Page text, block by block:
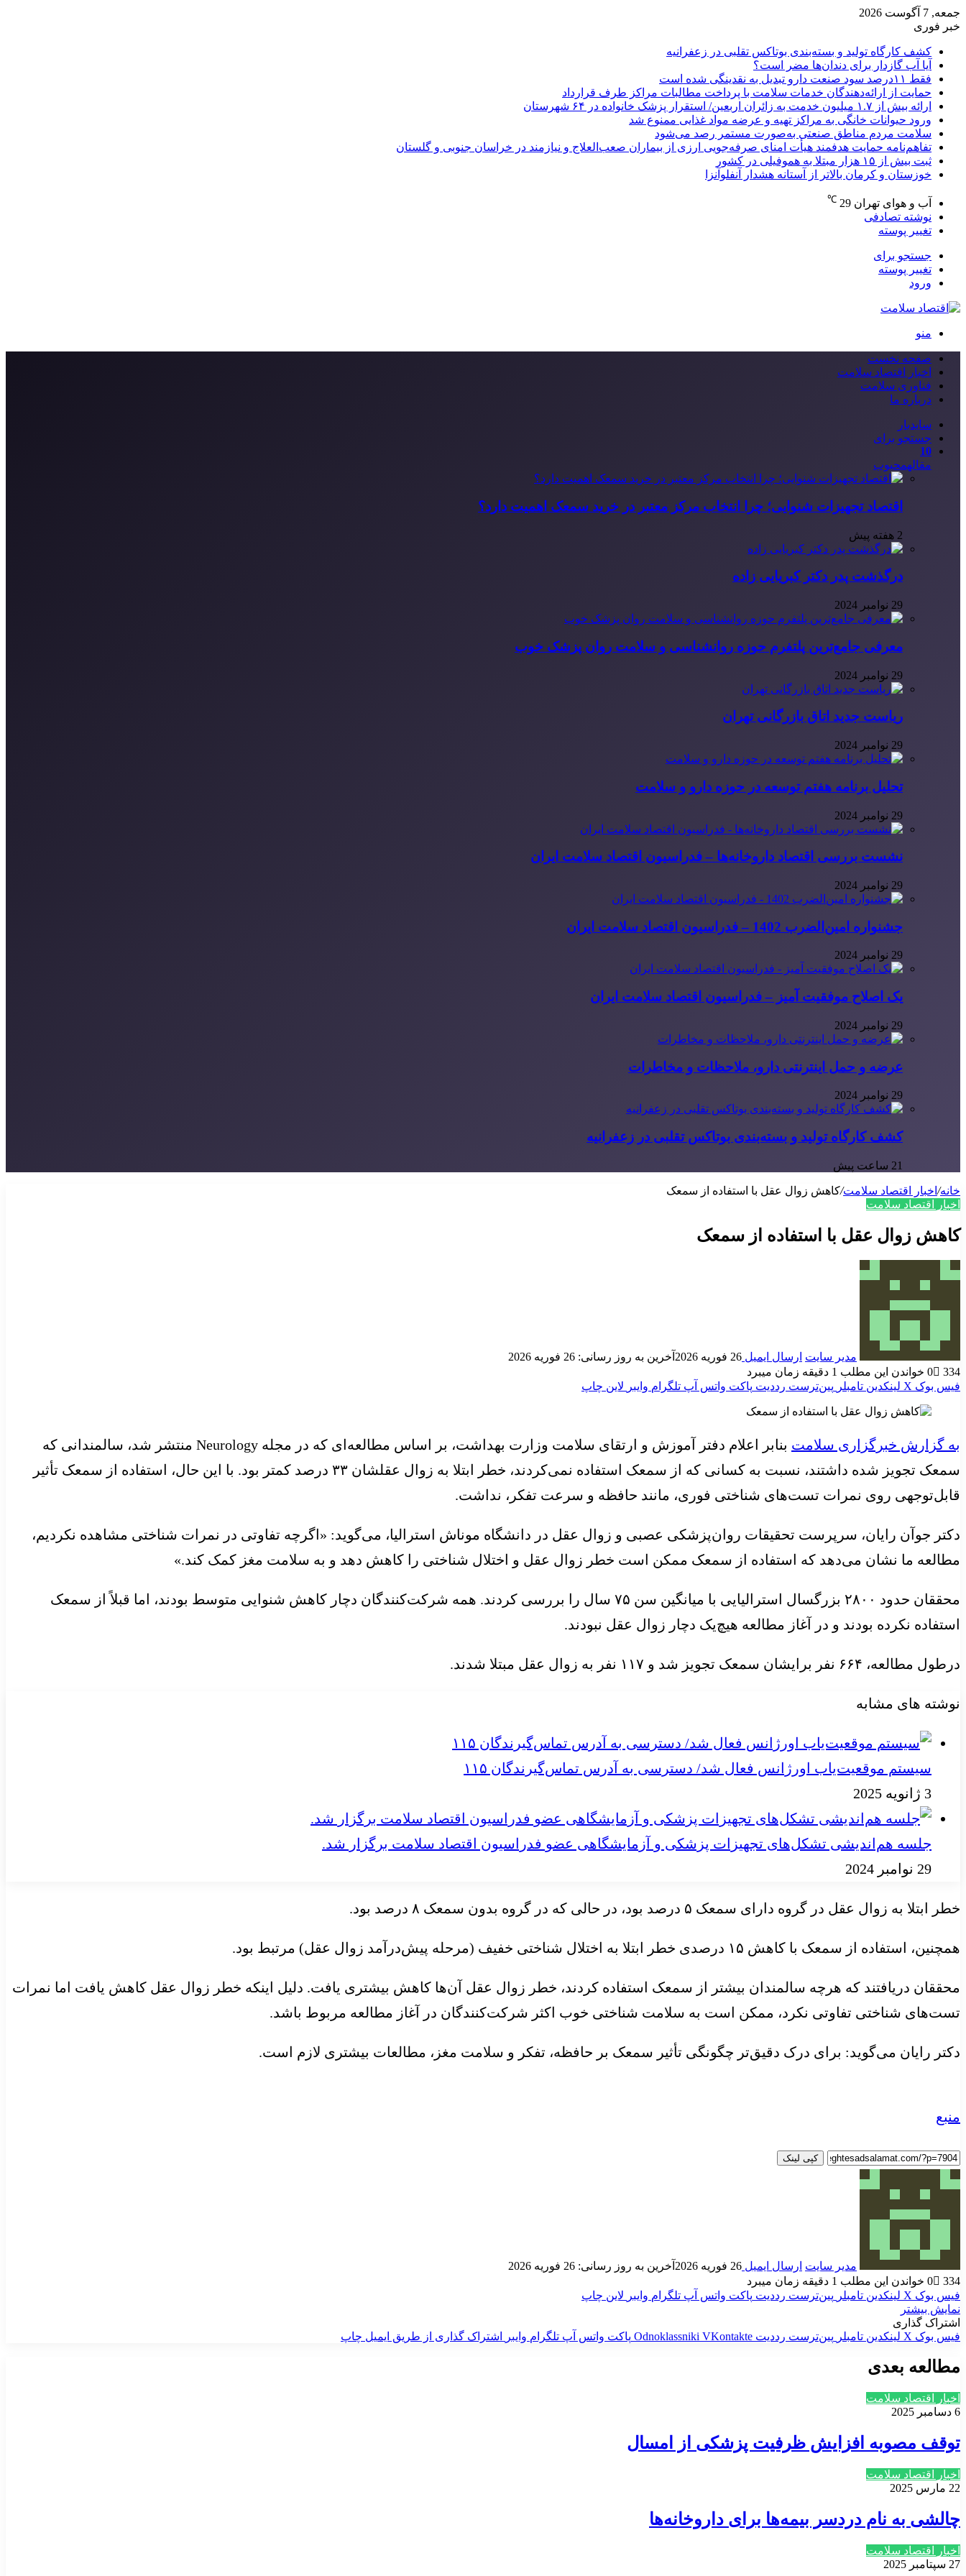
جمعه, 7 آگوست 2026
خبر فوری
کشف کارگاه تولید و بسته‌بندی بوتاکس تقلبی در زعفرانیه
آیا آب گازدار برای دندان‌ها مضر است؟
فقط ۱۱‌درصد سود صنعت دارو تبدیل به نقدینگی شده است
حمایت از ارائه‌دهندگان خدمات سلامت با پرداخت مطالبات مراکز طرف قرارداد
ارائه بیش از ۱.۷ میلیون خدمت به زائران اربعین/ استقرار پزشک خانواده در ۶۴ شهرستان
ورود حیوانات خانگی به مراکز تهیه و عرضه مواد غذایی ممنوع شد
سلامت مردم مناطق صنعتی به‌صورت مستمر رصد می‌شود
تفاهم‌نامه حمایت هدفمند هیأت امنای صرفه‌جویی ارزی از بیماران صعب‌العلاج و نیازمند در خراسان جنوبی و گلستان
ثبت بیش از ۱۵ هزار مبتلا به هموفیلی در کشور
خوزستان و کرمان بالاتر از آستانه هشدار آنفلوآنزا
آب و هوای تهران 29
℃
نوشته تصادفی
تغییر پوسته
جستجو برای
تغییر پوسته
ورود
منو
صفحه نخست
اخبار اقتصاد سلامت
فناوری سلامت
درباره ما
سایدبار
جستجو برای
10
مقالهمحبوب
اقتصاد تجهیزات شنوایی؛ چرا انتخاب مرکز معتبر در خرید سمعک اهمیت دارد؟
2 هفته پیش
درگذشت پدر دکتر کبریایی زاده
29 نوامبر 2024
معرفی جامع‌ترین پلتفرم حوزه روانشناسی و سلامت روان پزشک خوب
29 نوامبر 2024
ریاست جدید اتاق بازرگانی تهران
29 نوامبر 2024
تحلیل برنامه هفتم توسعه در حوزه دارو و سلامت
29 نوامبر 2024
نشست بررسی اقتصاد داروخانه‌ها – فدراسیون اقتصاد سلامت ایران
29 نوامبر 2024
جشنواره امین‌الضرب 1402 – فدراسیون اقتصاد سلامت ایران
29 نوامبر 2024
یک اصلاح موفقیت آمیز – فدراسیون اقتصاد سلامت ایران
29 نوامبر 2024
عرضه و حمل اینترنتی دارو، ملاحظات و مخاطرات
29 نوامبر 2024
کشف کارگاه تولید و بسته‌بندی بوتاکس تقلبی در زعفرانیه
21 ساعت پیش
خانه/ اخبار اقتصاد سلامت/کاهش زوال عقل با استفاده از سمعک
اخبار اقتصاد سلامت
کاهش زوال عقل با استفاده از سمعک
مدیر سایت ارسال ایمیل 26 فوریه 2026
آخرین به روز رسانی: 26 فوریه 2026
0
334
خواندن این مطلب 1 دقیقه زمان میبرد
فیس بوک X لینکدین ‫تامبلر ‫پین‌ترست ‫رددیت پاکت واتس آپ تلگرام وایبر لاین چاپ
به گزارش خبرگزاری سلامت
بنابر اعلام دفتر آموزش و ارتقای سلامت وزارت بهداشت، بر اساس مطالعه‌ای که در مجله Neurology منتشر شد، سالمندانی که
سمعک تجویز شده داشتند، نسبت به کسانی که از سمعک استفاده نمی‌کردند، خطر ابتلا به زوال عقلشان ۳۳ درصد کمتر بود. با این حال، استفاده از سمعک تأثیر
قابل‌توجهی روی نمرات تست‌های شناختی فوری، مانند حافظه و سرعت تفکر، نداشت.
دکتر جوآن رایان، سرپرست تحقیقات روان‌پزشکی عصبی و زوال عقل در دانشگاه موناش استرالیا، می‌گوید: «اگرچه تفاوتی در نمرات شناختی مشاهده نکردیم،
مطالعه ما نشان می‌دهد که استفاده از سمعک ممکن است خطر زوال عقل و اختلال شناختی را کاهش دهد و به سلامت مغز کمک کند.»
محققان حدود ۲۸۰۰ بزرگسال استرالیایی با میانگین سن ۷۵ سال را بررسی کردند. همه شرکت‌کنندگان دچار کاهش شنوایی متوسط بودند، اما قبلاً از سمعک
استفاده نکرده بودند و در آغاز مطالعه هیچ‌یک دچار زوال عقل نبودند.
درطول مطالعه، ۶۶۴ نفر برایشان سمعک تجویز شد و ۱۱۷ نفر به زوال عقل مبتلا شدند.
نوشته های مشابه
سیستم موقعیت‌یاب اورژانس فعال شد/ دسترسی به آدرس تماس‌گیرندگان ۱۱۵
3 ژانویه 2025
جلسه هم‌اندیشی تشکل‌های تجهیزات پزشکی و آزمایشگاهی عضو فدراسیون اقتصاد سلامت برگزار شد.
29 نوامبر 2024
خطر ابتلا به زوال عقل در گروه دارای سمعک ۵ درصد بود، در حالی که در گروه بدون سمعک ۸ درصد بود.
همچنین، استفاده از سمعک با کاهش ۱۵ درصدی خطر ابتلا به اختلال شناختی خفیف (مرحله پیش‌درآمد زوال عقل) مرتبط بود.
محققان دریافتند که هرچه سالمندان بیشتر از سمعک استفاده کردند، خطر زوال عقل آن‌ها کاهش بیشتری یافت. دلیل اینکه خطر زوال عقل کاهش یافت اما نمرات
تست‌های شناختی تفاوتی نکرد، ممکن است به سلامت شناختی خوب اکثر شرکت‌کنندگان در آغاز مطالعه مربوط باشد.
دکتر رایان می‌گوید: برای درک دقیق‌تر چگونگی تأثیر سمعک بر حافظه، تفکر و سلامت مغز، مطالعات بیشتری لازم است.
منبع
کپی لینک
مدیر سایت ارسال ایمیل 26 فوریه 2026
آخرین به روز رسانی: 26 فوریه 2026
0
334
خواندن این مطلب 1 دقیقه زمان میبرد
فیس بوک X لینکدین ‫تامبلر ‫پین‌ترست ‫رددیت پاکت واتس آپ تلگرام وایبر لاین چاپ
نمایش بیشتر
اشتراک گذاری
فیس بوک X لینکدین ‫تامبلر ‫پین‌ترست ‫رددیت ‫VKontakte
‫Odnoklassniki پاکت واتس آپ تلگرام وایبر اشتراک گذاری از طریق ایمیل چاپ
مطالعه بعدی
اخبار اقتصاد سلامت
6 دسامبر 2025
توقف مصوبه افزایش ظرفیت پزشکی از امسال
اخبار اقتصاد سلامت
22 مارس 2025
چالشی به نام دردسر بیمه‌ها برای داروخانه‌ها
اخبار اقتصاد سلامت
27 سپتامبر 2025